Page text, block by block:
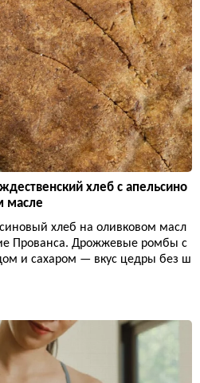
хлеб с апельсино
масле
хлеб на оливковом масл
Прованса. Дрожжевые ромбы с
и сахаром — вкус цедры без ш